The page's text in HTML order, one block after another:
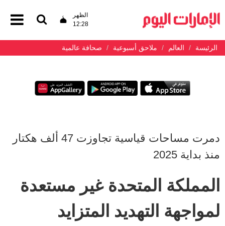
الظهر
12:28
الرئيسة العالم ملاحق أسبوعية صحافة عالمية
دمرت مساحات قياسية تجاوزت 47 ألف هكتار
منذ بداية 2025
المملكة المتحدة غير مستعدة
لمواجهة التهديد المتزايد